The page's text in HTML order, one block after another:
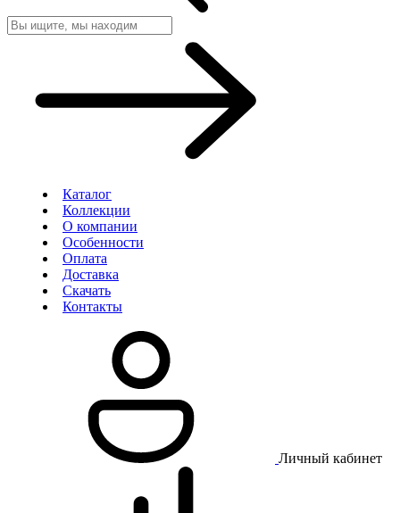
Каталог
Коллекции
О компании
Особенности
Оплата
Доставка
Скачать
Контакты
Личный кабинет